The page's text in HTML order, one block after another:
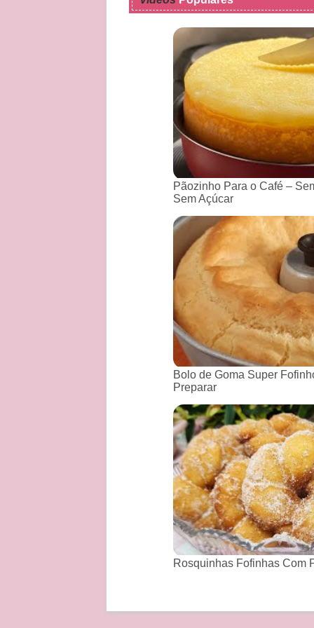
Pãozinho Para o Café –
Sem Açúcar
Bolo de Goma Super
Preparar
Rosquinhas Fofinhas Com